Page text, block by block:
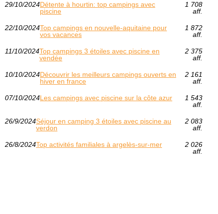
29/10/2024Détente à hourtin: top campings avec
piscine
1 708
aff.
22/10/2024Top campings en nouvelle-aquitaine pour
vos vacances
1 872
aff.
11/10/2024Top campings 3 étoiles avec piscine en
vendée
2 375
aff.
10/10/2024Découvrir les meilleurs campings ouverts en
hiver en france
2 161
aff.
07/10/2024Les campings avec piscine sur la côte azur
1 543
aff.
26/9/2024Séjour en camping 3 étoiles avec piscine au
verdon
2 083
aff.
26/8/2024Top activités familiales à argelès-sur-mer
2 026
aff.